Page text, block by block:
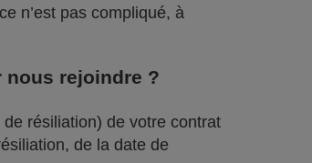
n’est pas compliqué, à
nous rejoindre ?
résiliation) de votre contrat
de la date de